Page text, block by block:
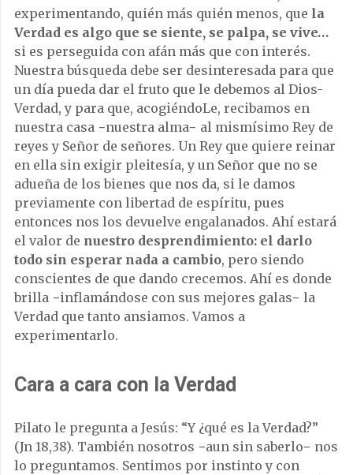
experimentando, quién más quién menos, que la
Verdad es algo que se siente, se palpa, se vive…
si es perseguida con afán más que con interés.
Nuestra búsqueda debe ser desinteresada para que
un día pueda dar el fruto que le debemos al Dios-
Verdad, y para que, acogiéndoLe, recibamos en
nuestra casa −nuestra alma− al mismísimo Rey de
reyes y Señor de señores. Un Rey que quiere reinar
en ella sin exigir pleitesía, y un Señor que no se
adueña de los bienes que nos da, si le damos
previamente con libertad de espíritu, pues
entonces nos los devuelve engalanados. Ahí estará
el valor de nuestro desprendimiento: el darlo
todo sin esperar nada a cambio, pero siendo
conscientes de que dando crecemos. Ahí es donde
brilla −inflamándose con sus mejores galas− la
Verdad que tanto ansiamos. Vamos a
experimentarlo.
Cara a cara con la Verdad
Pilato le pregunta a Jesús: “Y ¿qué es la Verdad?”
(Jn 18,38). También nosotros −aun sin saberlo− nos
lo preguntamos. Sentimos por instinto y con